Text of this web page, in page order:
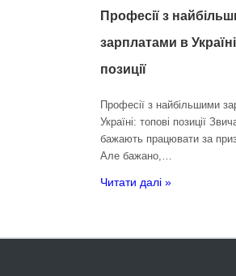
Професії з
зарплатами в
позиції
Професії з найбільшими
Україні: топові позиції
бажають працювати за
Але бажано,…
Читати далі »